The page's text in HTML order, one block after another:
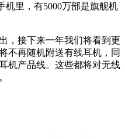
机里，有5000万部是旗舰机
，接下来一年我们将看到更
不再随机附送有线耳机，同
机产品线。这些都将对无线